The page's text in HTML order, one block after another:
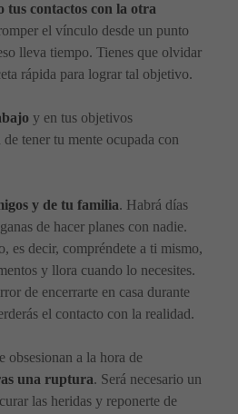
tus contactos con la otra
el vínculo desde un punto
lleva tiempo. Tienes que olvidar
rápida para lograr tal objetivo.
y en tus objetivos
tener tu mente ocupada con
y de tu familia. Habrá días
de hacer planes con nadie.
es decir, compréndete a ti mismo,
y llora cuando lo necesites.
de encerrarte en casa durante
el contacto con la realidad.
obsesionan a la hora de
una ruptura. Será necesario un
las heridas y reponerte de